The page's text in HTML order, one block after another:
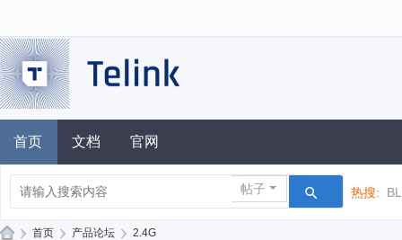
首页 文档 官网
帖子 热搜:
» 首页 › 产品论坛 › 2.4G